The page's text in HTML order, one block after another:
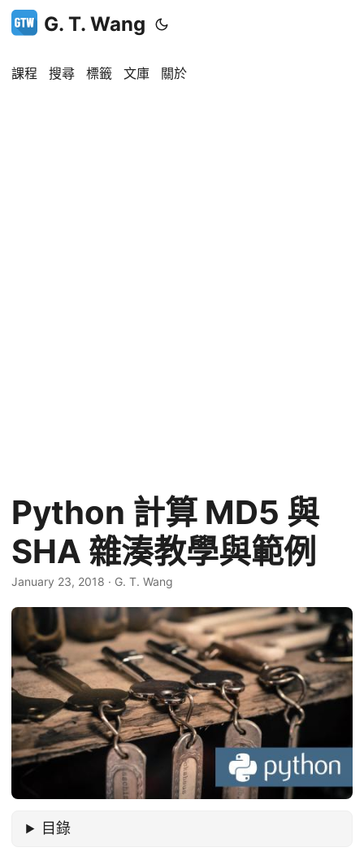
G. T. Wang
課程 搜尋 標籤 文庫 關於
Python 計算 MD5 與
SHA 雜湊教學與範例
January 23, 2018 · G. T. Wang
目錄